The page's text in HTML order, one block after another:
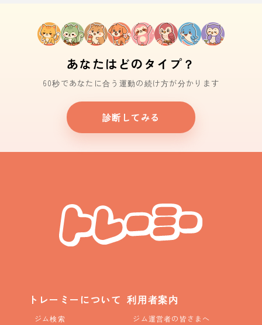
あなたはどのタイプ？
60秒であなたに合う運動の続け方が分かります
診断してみる
トレーミーについて
ジム検索
利用者案内
ジム運営者の皆さまへ